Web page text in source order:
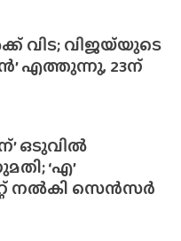
വിട; വിജയ്‌യുടെ
എത്തുന്നു, 23ന്
ഒടുവിൽ
‘എ’
നൽകി സെൻസർ